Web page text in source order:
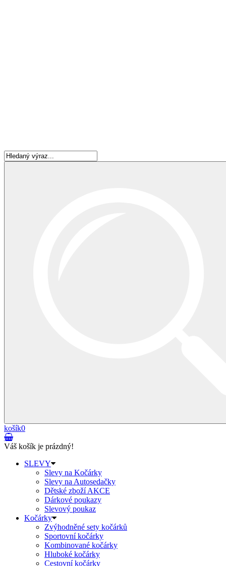
košík0
Váš košík je prázdný!
SLEVY
Slevy na Kočárky
Slevy na Autosedačky
Dětské zboží AKCE
Dárkové poukazy
Slevový poukaz
Kočárky
Zvýhodněné sety kočárků
Sportovní kočárky
Kombinované kočárky
Hluboké kočárky
Cestovní kočárky